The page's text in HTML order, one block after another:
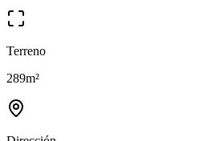
Terreno
289m²